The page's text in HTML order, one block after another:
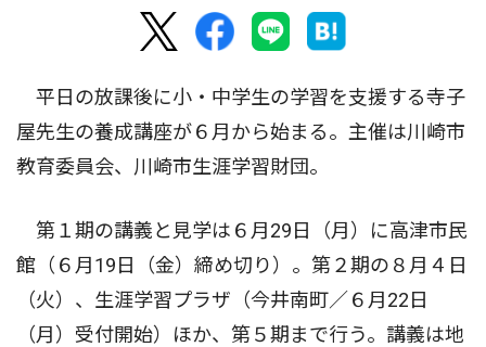
平日の放課後に小・中学生の学習を支援する寺子
屋先生の養成講座が６月から始まる。主催は川崎市
教育委員会、川崎市生涯学習財団。
第１期の講義と見学は６月29日（月）に高津市民
館（６月19日（金）締め切り）。第２期の８月４日
（火）、生涯学習プラザ（今井南町／６月22日
（月）受付開始）ほか、第５期まで行う。講義は地